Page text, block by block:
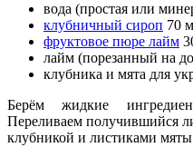
вода (простая или
клубничный сироп 70
фруктовое пюре лайм
лайм (порезанный на
клубника и мята для
Берём жидкие
Переливаем получившийся
клубникой и листиками